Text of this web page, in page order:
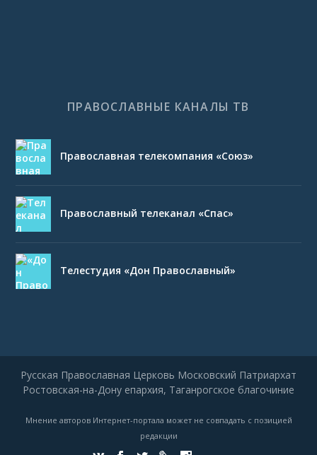
ПРАВОСЛАВНЫЕ КАНАЛЫ ТВ
Православная телекомпания «Союз»
Православный телеканал «Спас»
Телестудия «Дон Православный»
Русская Православная Церковь Московский Патриархат
Ростовская-на-Дону епархия, Таганрогское благочиние
Мнение авторов Интернет-портала может не совпадать с позицией
редакции